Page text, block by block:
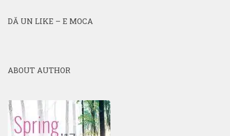
DĂ UN LIKE – E MOCA
ABOUT AUTHOR